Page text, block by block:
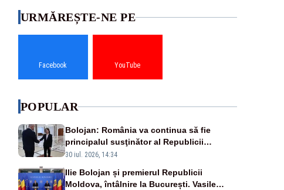
URMĂREȘTE-NE PE
Facebook YouTube
POPULAR
Bolojan: România va continua să fie
principalul susţinător al Republicii
Moldova la nivelul Uniunii Europene
30 iul. 2026, 14:34
Ilie Bolojan și premierul Republicii
Moldova, întâlnire la București. Vasile